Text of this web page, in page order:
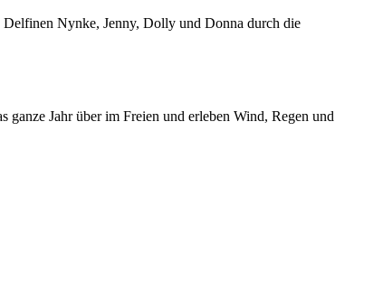
Delfinen Nynke, Jenny, Dolly und Donna durch die
Jahr über im Freien und erleben Wind, Regen und